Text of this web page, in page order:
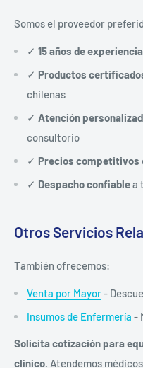
Somos el proveedor
✓ 15 años de experiencia
✓ Productos
chilenas
✓ Atención
consultorio
✓ Precios competitivos
✓ Despacho confiablea
Otros Servicios
También ofrecemos:
Venta por Mayor-
Insumos de Enfermería -
Solicita cotización para
clínico. Atendemos